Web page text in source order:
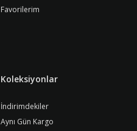
Favorilerim
Koleksiyonlar
İndirimdekiler
Aynı Gün Kargo